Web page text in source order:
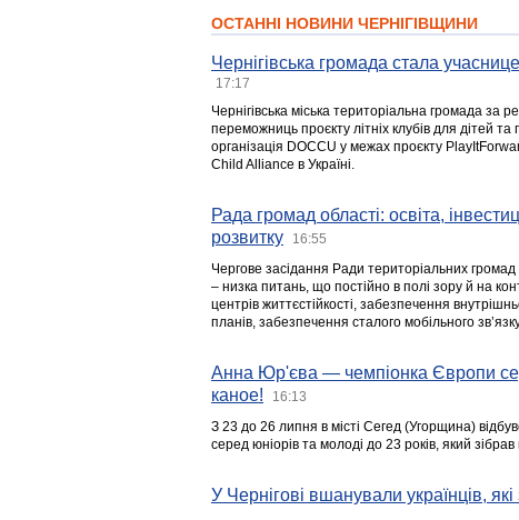
ОСТАННІ НОВИНИ ЧЕРНІГІВЩИНИ
Чернігівська громада стала
17:17
Чернігівська міська територіальна громада за
переможниць проєкту літніх клубів для дітей та
організація DOCCU у межах проєкту
Child Alliance в Україні.
Рада громад області: освіта,
розвитку
16:55
Чергове засідання Ради територіальних
– низка питань, що постійно в полі зору й на
центрів життєстійкості, забезпечення
планів, забезпечення сталого мобільного
Анна Юр'єва — чемпіонка Європи
каное!
16:13
З 23 до 26 липня в місті Сегед (Угорщина)
серед юніорів та молоді до 23 років, який
У Чернігові вшанували українців,